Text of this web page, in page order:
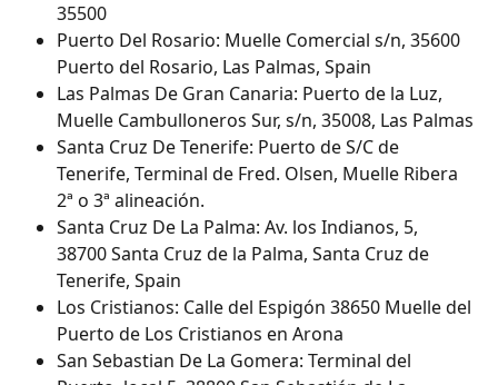
35500
Puerto Del Rosario: Muelle Comercial s/n, 35600
Puerto del Rosario, Las Palmas, Spain
Las Palmas De Gran Canaria: Puerto de la Luz,
Muelle Cambulloneros Sur, s/n, 35008, Las Palmas
Santa Cruz De Tenerife: Puerto de S/C de
Tenerife, Terminal de Fred. Olsen, Muelle Ribera
2ª o 3ª alineación.
Santa Cruz De La Palma: Av. los Indianos, 5,
38700 Santa Cruz de la Palma, Santa Cruz de
Tenerife, Spain
Los Cristianos: Calle del Espigón 38650 Muelle del
Puerto de Los Cristianos en Arona
San Sebastian De La Gomera: Terminal del